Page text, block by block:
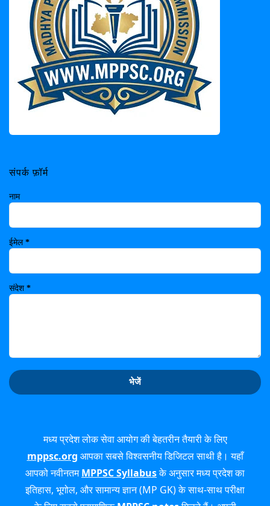
संपर्क फ़ॉर्म
नाम
ईमेल *
संदेश *
मध्य प्रदेश लोक सेवा आयोग की बेहतरीन तैयारी के लिए
mppsc.org आपका सबसे विश्वसनीय डिजिटल साथी है। यहाँ
आपको नवीनतमMPPSC Syllabusके अनुसार मध्य प्रदेश का
इतिहास, भूगोल, और सामान्य ज्ञान (MP GK) के साथ-साथ परीक्षा